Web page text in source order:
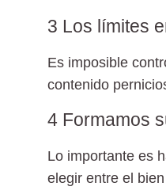
3 Los límites
Es imposible
contenido
4 Formamos
Lo importante es
elegir entre el